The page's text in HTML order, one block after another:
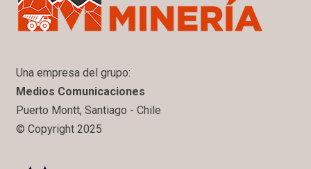
Una empresa del grupo:
Medios Comunicaciones
Puerto Montt, Santiago - Chile
© Copyright 2025